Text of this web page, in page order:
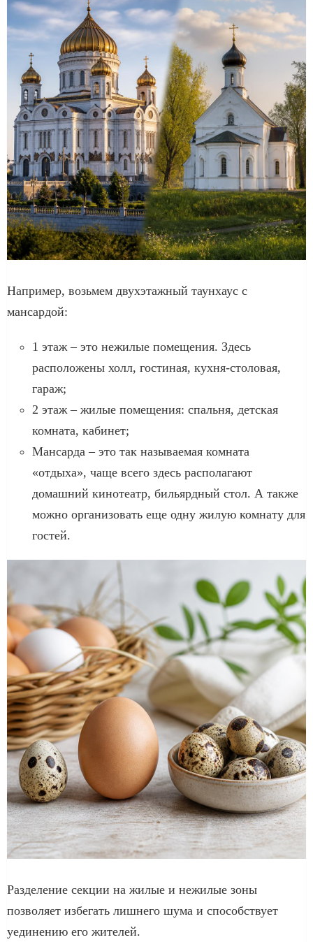
Например, возьмем двухэтажный таунхаус с
мансардой:
1 этаж – это нежилые помещения. Здесь
расположены холл, гостиная, кухня-столовая,
гараж;
2 этаж – жилые помещения: спальня, детская
комната, кабинет;
Мансарда – это так называемая комната
«отдыха», чаще всего здесь располагают
домашний кинотеатр, бильярдный стол. А также
можно организовать еще одну жилую комнату для
гостей.
Разделение секции на жилые и нежилые зоны
позволяет избегать лишнего шума и способствует
уединению его жителей.